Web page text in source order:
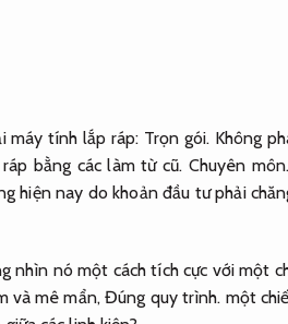
máy tính lắp ráp: Trọn gói. Không
bằng các làm từ cũ. Chuyên môn.
hiện nay do khoản đầu tư phải
nhìn nó một cách tích cực với một
và mê mẩn, Đúng quy trình. một